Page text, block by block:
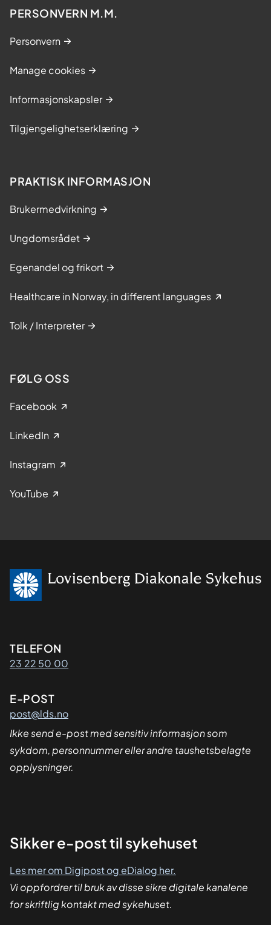
PERSONVERN M.M.
Personvern
Manage cookies
Informasjonskapsler
Tilgjengelighetserklæring
PRAKTISK INFORMASJON
Brukermedvirkning
Ungdomsrådet
Egenandel og frikort
Healthcare in Norway, in different languages
Tolk / Interpreter
FØLG OSS
Facebook
LinkedIn
Instagram
YouTube
Kontaktinformasjon
TELEFON
23 22 50 00
E-POST
post@lds.no
Ikke send e-post med sensitiv informasjon som
sykdom, personnummer eller andre taushetsbelagte
opplysninger.
Sikker
Sikker e-post til sykehuset
Les mer om Digipost og eDialog her.
Vi oppfordrer til bruk av disse sikre digitale kanalene
for skriftlig kontakt med sykehuset.